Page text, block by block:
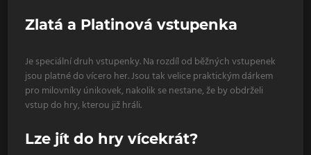
Zlatá a Platinová vstupenka
Je speciální druh vstupenky. Na rozdíl od běžných vstupenek
jsou platné do vícero her. Jsou tak velice praktickým dárkem
pro milovníky únikovek, nakolik se nestane, že by obdrželi
vstup do hry, kterou již hráli.
Lze jít do hry vícekrát?